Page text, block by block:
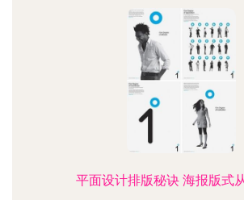
平面设计排版秘诀 海报版式